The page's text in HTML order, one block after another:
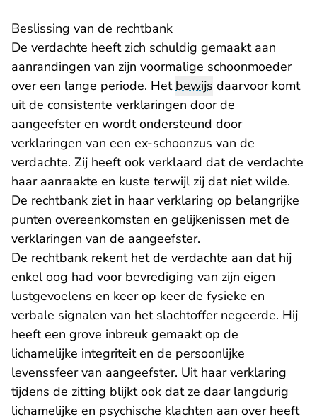
Beslissing van de rechtbank
De verdachte heeft zich schuldig gemaakt aan
aanrandingen van zijn voormalige schoonmoeder
over een lange periode. Hetbewijs daarvoor komt
uit de consistente verklaringen door de
aangeefster en wordt ondersteund door
verklaringen van een ex-schoonzus van de
verdachte. Zij heeft ook verklaard dat de verdachte
haar aanraakte en kuste terwijl zij dat niet wilde.
De rechtbank ziet in haar verklaring op belangrijke
punten overeenkomsten en gelijkenissen met de
verklaringen van de aangeefster.
De rechtbank rekent het de verdachte aan dat hij
enkel oog had voor bevrediging van zijn eigen
lustgevoelens en keer op keer de fysieke en
verbale signalen van het slachtoffer negeerde. Hij
heeft een grove inbreuk gemaakt op de
lichamelijke integriteit en de persoonlijke
levenssfeer van aangeefster. Uit haar verklaring
tijdens de zitting blijkt ook dat ze daar langdurig
lichamelijke en psychische klachten aan over heeft